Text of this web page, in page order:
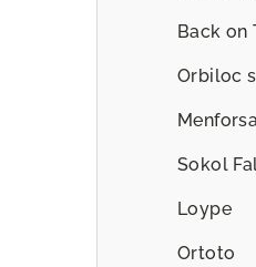
Back on
Orbiloc
Sokol
Loype
Ortoto